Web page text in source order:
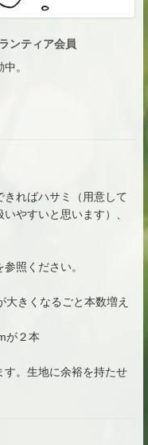
ンティア会員
。
ればハサミ（用意して
やすいと思います）、
照ください。
きくなるごと本数増え
が２本
。生地に余裕を持たせ